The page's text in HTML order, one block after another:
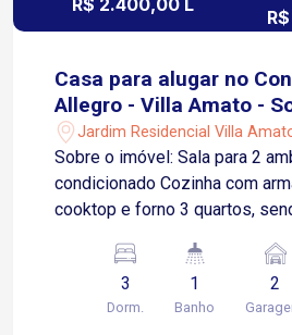
de 3 minutos) e à Avenida
principais vias de Sorocaba,
acesso ao Centro da cidade, à
aos bairros da Zona Sul. Entre em contato e
agende sua visita!
R$ 2.400,00 L
Casa para alugar no
Allegro - Villa Amato -
Jardim Residencial Villa
Sobre o imóvel: Sala para 2 ambientes com ar-
condicionado Cozinha com
cooktop e forno 3 quartos,
com box Blindex e gabinete
Quintal com churrasqueira
2 carros 5 minutos da Rodovia Santos Dumont,
3
Dorm.
1
Banho
2